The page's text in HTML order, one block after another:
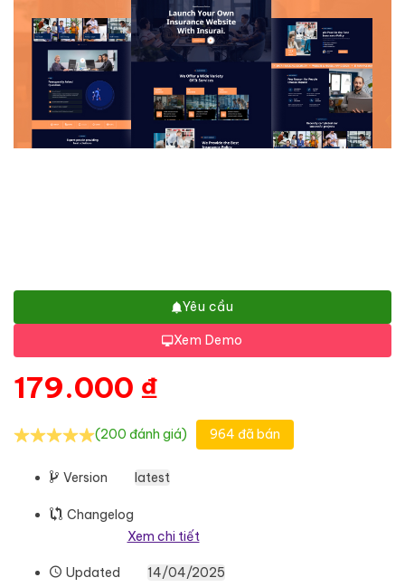
Yêu cầu
Xem Demo
179.000 ₫
(200 đánh giá) 964 đã bán
Version latest
Changelog
Xem chi tiết
Updated 14/04/2025